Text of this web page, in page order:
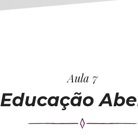
Aula 7
Educação